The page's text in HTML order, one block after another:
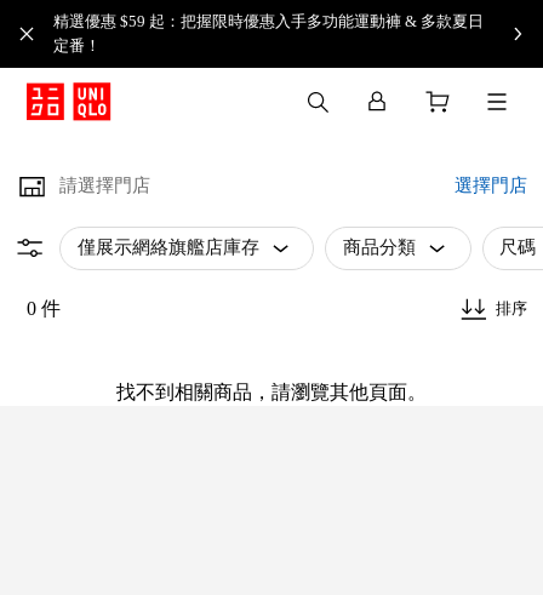
精選優惠 $59 起：把握限時優惠入手多功能運動褲 & 多款夏日
定番！​
請選擇門店 選擇門店
僅展示網絡旗艦店庫存 商品分類 尺碼
0 件 排序
找不到相關商品，請瀏覽其他頁面。